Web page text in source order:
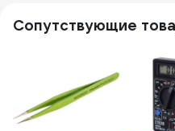
Сопутствующие